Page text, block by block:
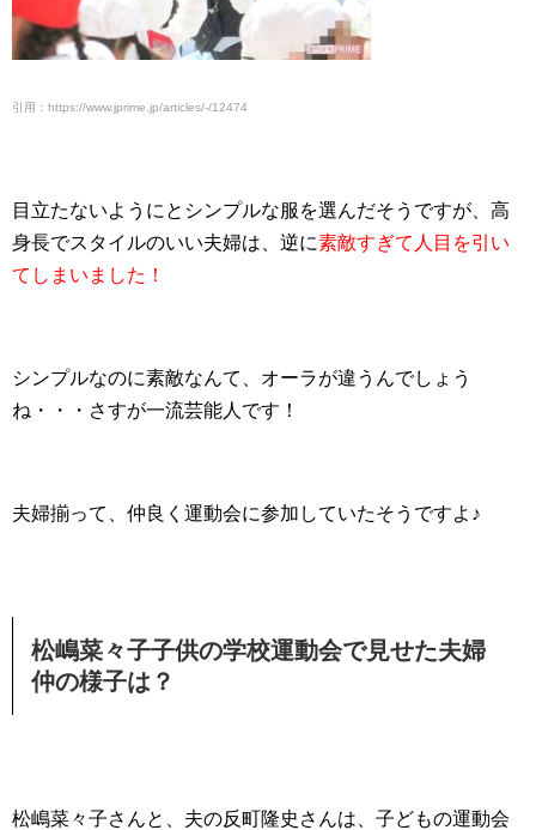
引用：https://www.jprime.jp/articles/-/12474
目立たないようにとシンプルな服を選んだそうですが、高
身長でスタイルのいい夫婦は、逆に素敵すぎて人目を引い
てしまいました！
シンプルなのに素敵なんて、オーラが違うんでしょう
ね・・・さすが一流芸能人です！
夫婦揃って、仲良く運動会に参加していたそうですよ♪
松嶋菜々子子供の学校運動会で見せた夫婦
仲の様子は？
松嶋菜々子さんと、夫の反町隆史さんは、子どもの運動会